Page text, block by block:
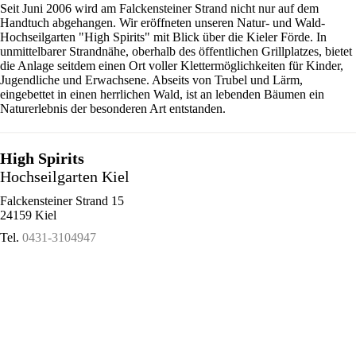
Seit Juni 2006 wird am Falckensteiner Strand nicht nur auf dem
Handtuch abgehangen. Wir eröffneten unseren Natur- und Wald-
Hochseilgarten "High Spirits" mit Blick über die Kieler Förde. In
unmittelbarer Strandnähe, oberhalb des öffentlichen Grillplatzes, bietet
die Anlage seitdem einen Ort voller Klettermöglichkeiten für Kinder,
Jugendliche und Erwachsene. Abseits von Trubel und Lärm,
eingebettet in einen herrlichen Wald, ist an lebenden Bäumen ein
Naturerlebnis der besonderen Art entstanden.
High Spirits
Hochseilgarten Kiel
Falckensteiner Strand 15
24159 Kiel
Tel. 0431-3104947